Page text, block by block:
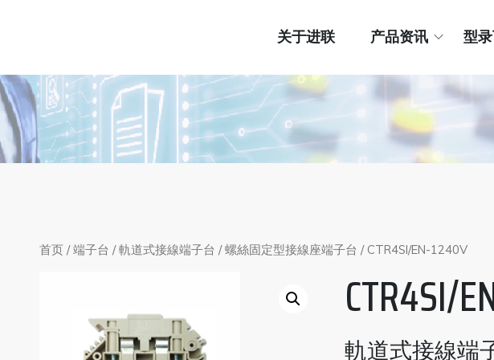
关于进联 产品资讯 型
首页 /端子台 /軌道式接線端子台 /螺絲固定型接線座端子台 / CTR4SI/EN-1240V
CTR4SI/
軌道式接線端